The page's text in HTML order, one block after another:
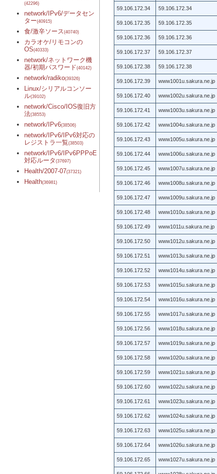
(42296)
network/IPv6/データセン
ター(40915)
食/激辛ソース (40740)
カラオケ/リモコンの
OS(40333)
network/ネットワーク機
器/初期パスワード(40142)
network/radiko(39326)
Linux/シリアルコンソー
ル(39102)
network/Cisco/IOS復旧方
法(38553)
network/IPv6(38506)
network/IPv6/IPv6対応の
レジストラ一覧(38503)
network/IPv6/IPv6PPPoE
対応ルータ (37697)
Health/2007-07(37321)
Health(36981)
59.106.172.34 59.106.172.34
59.106.172.35 59.106.172.35
59.106.172.36 59.106.172.36
59.106.172.37 59.106.172.37
59.106.172.38 59.106.172.38
59.106.172.39 www1001u.sakura.ne.jp
59.106.172.40 www1002u.sakura.ne.jp
59.106.172.41 www1003u.sakura.ne.jp
59.106.172.42 www1004u.sakura.ne.jp
59.106.172.43 www1005u.sakura.ne.jp
59.106.172.44 www1006u.sakura.ne.jp
59.106.172.45 www1007u.sakura.ne.jp
59.106.172.46 www1008u.sakura.ne.jp
59.106.172.47 www1009u.sakura.ne.jp
59.106.172.48 www1010u.sakura.ne.jp
59.106.172.49 www1011u.sakura.ne.jp
59.106.172.50 www1012u.sakura.ne.jp
59.106.172.51 www1013u.sakura.ne.jp
59.106.172.52 www1014u.sakura.ne.jp
59.106.172.53 www1015u.sakura.ne.jp
59.106.172.54 www1016u.sakura.ne.jp
59.106.172.55 www1017u.sakura.ne.jp
59.106.172.56 www1018u.sakura.ne.jp
59.106.172.57 www1019u.sakura.ne.jp
59.106.172.58 www1020u.sakura.ne.jp
59.106.172.59 www1021u.sakura.ne.jp
59.106.172.60 www1022u.sakura.ne.jp
59.106.172.61 www1023u.sakura.ne.jp
59.106.172.62 www1024u.sakura.ne.jp
59.106.172.63 www1025u.sakura.ne.jp
59.106.172.64 www1026u.sakura.ne.jp
59.106.172.65 www1027u.sakura.ne.jp